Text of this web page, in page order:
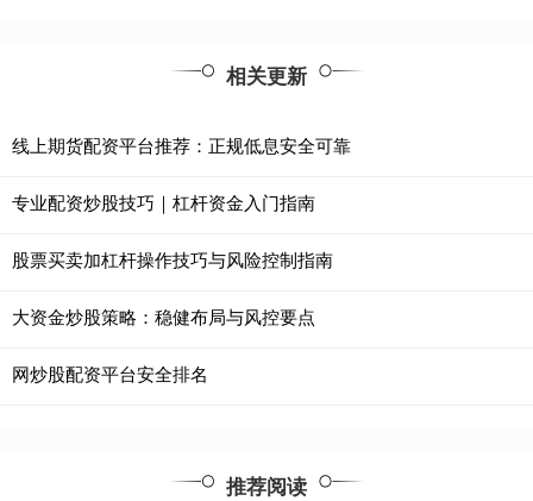
相关更新
线上期货配资平台推荐：正规低息安全可靠
专业配资炒股技巧｜杠杆资金入门指南
股票买卖加杠杆操作技巧与风险控制指南
大资金炒股策略：稳健布局与风控要点
网炒股配资平台安全排名
推荐阅读